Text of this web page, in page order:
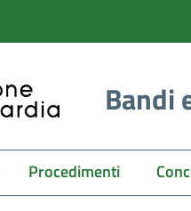
Bandi
Procedimenti